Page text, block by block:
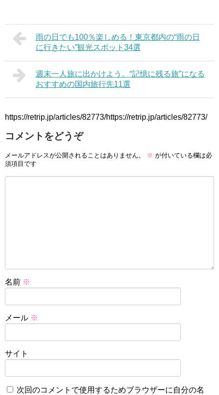
雨の日でも100％楽しめる！東京都内の“雨の日
に行きたい”観光スポット34選
週末一人旅に出かけよう。“記憶に残る旅”になる
おすすめの国内旅行先11選
https://retrip.jp/articles/82773/https://retrip.jp/articles/82773/
コメントをどうぞ
メールアドレスが公開されることはありません。 ※ が付いている欄は必
須項目です
名前 ※
メール ※
サイト
次回のコメントで使用するためブラウザーに自分の名